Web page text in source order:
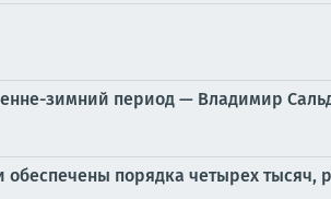
зимний период — Владимир
порядка четырех тысяч,